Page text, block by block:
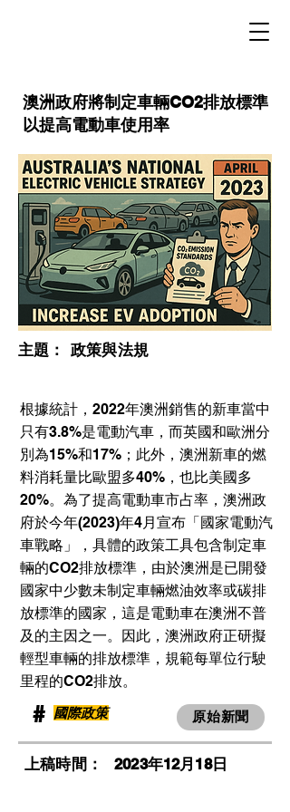
澳洲政府將制定車輛CO2排放標準
以提高電動車使用率
​主題： 政策與法規
根據統計，2022年澳洲銷售的新車當中
只有3.8%是電動汽車，而英國和歐洲分
別為15%和17%；此外，澳洲新車的燃
料消耗量比歐盟多40%，也比美國多
20%。為了提高電動車市占率，澳洲政
府於今年(2023)年4月宣布「國家電動汽
車戰略」，具體的政策工具包含制定車
輛的CO2排放標準，由於澳洲是已開發
國家中少數未制定車輛燃油效率或碳排
放標準的國家，這是電動車在澳洲不普
及的主因之一。因此，澳洲政府正研擬
輕型車輛的排放標準，規範每單位行駛
里程的CO2排放。
​# 國際政策 原始新聞
​上稿時間： 2023年12月18日